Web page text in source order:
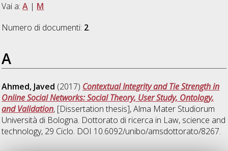
Vai a:A | M
Numero di documenti: 2.
A
Ahmed, Javed (2017) Contextual Integrity and Tie Strength in
Online Social Networks: Social Theory, User Study, Ontology,
and Validation, [Dissertation thesis], Alma Mater Studiorum
Università di Bologna. Dottorato di ricerca in Law, science and
technology, 29 Ciclo. DOI 10.6092/unibo/amsdottorato/8267.